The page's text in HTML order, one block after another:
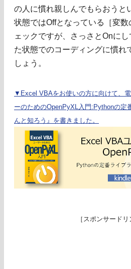
の人に慣れ親しんでもらおうと
状態ではOffとなっている［変
ェックですが、さっさとOnに
た状態でのコーディングに慣れ
しょう。
▼Excel VBAをお使いの方に向けて、
ーのためのOpenPyXL入門:Pythonの定
んと知ろう』を書きました。
［スポンサードリ